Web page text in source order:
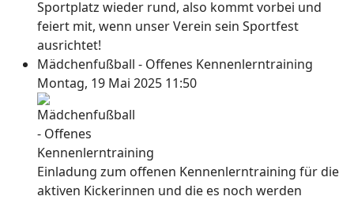
Sportplatz wieder rund, also kommt vorbei und
feiert mit, wenn unser Verein sein Sportfest
ausrichtet!
Mädchenfußball - Offenes Kennenlerntraining
Montag, 19 Mai 2025 11:50
Einladung zum offenen Kennenlerntraining für die
aktiven Kickerinnen und die es noch werden